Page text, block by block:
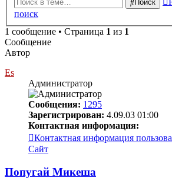
Поиск
поиск
1 сообщение • Страница 1 из 1
Сообщение
Автор
Es
Администратор
Сообщения: 1295
Зарегистрирован: 4.09.03 01:00
Контактная информация:
Контактная информация
Сайт
Попугай Микеша